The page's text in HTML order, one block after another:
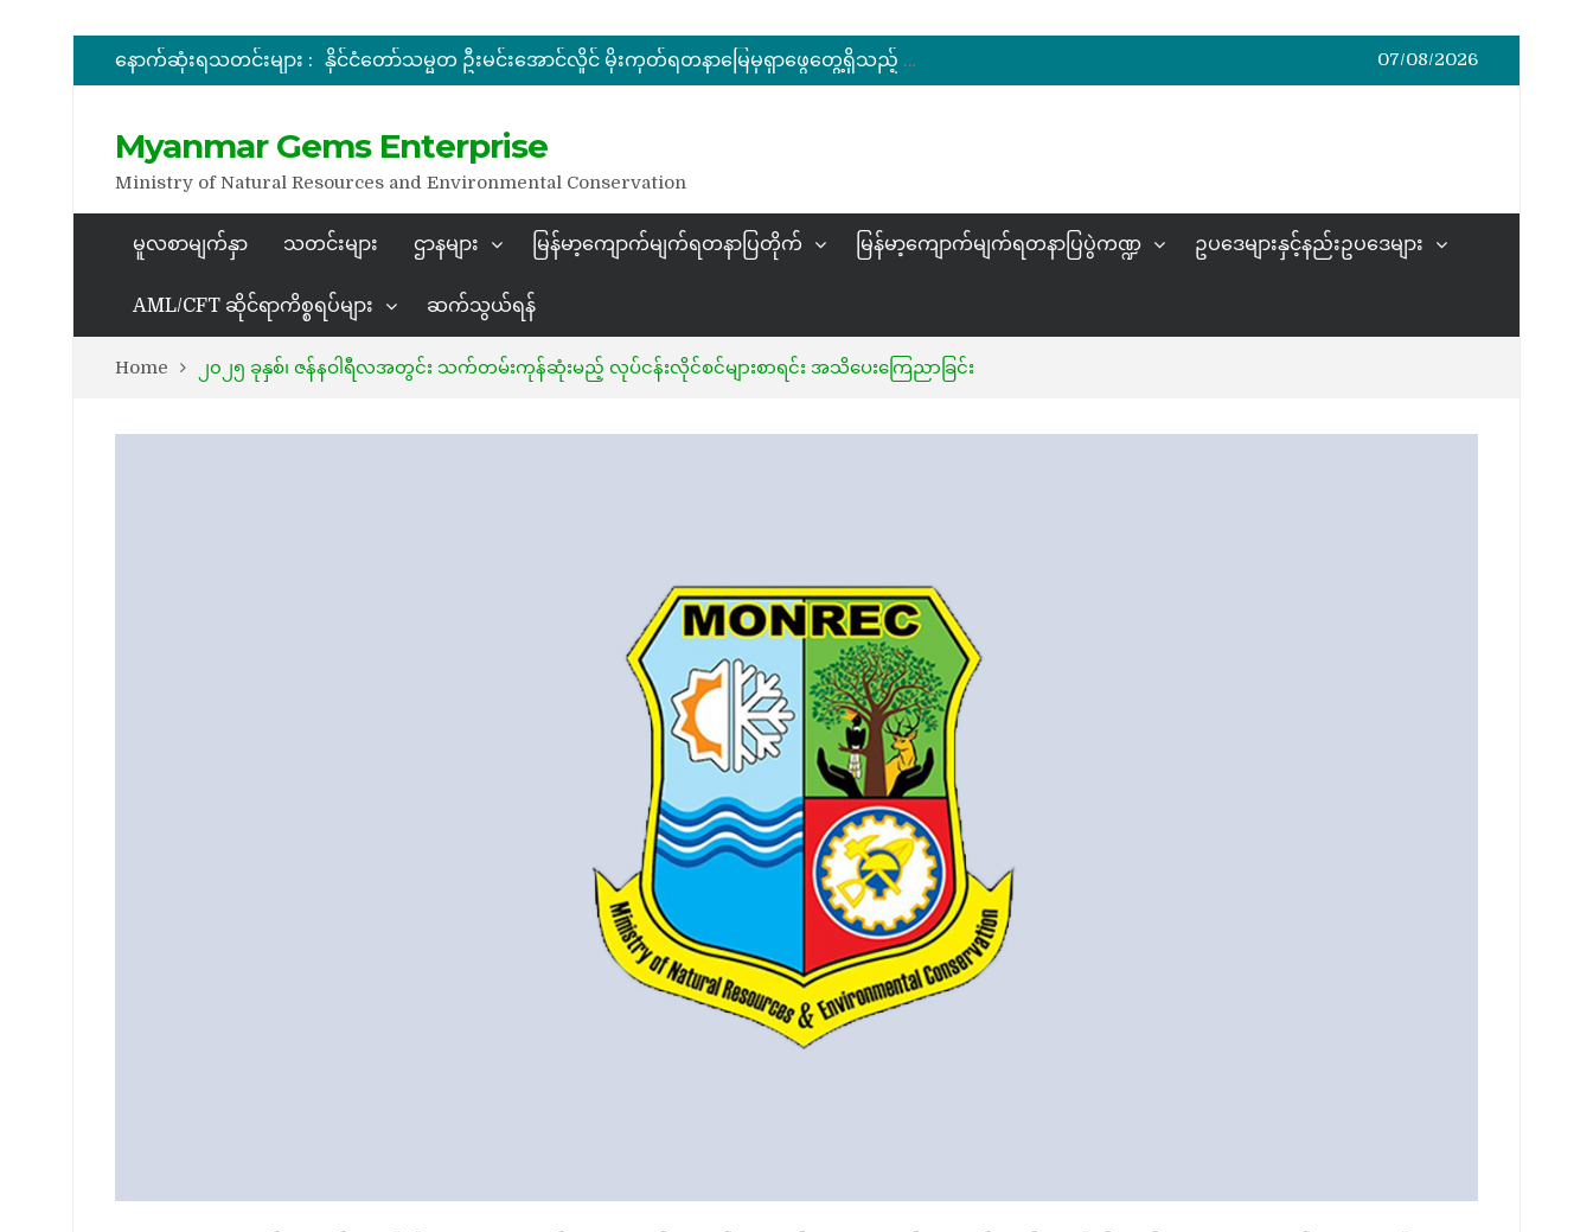
နောက်ဆုံးရသတင်းများ :
ပြည်ထောင်စုဝန်ကြီး ဦးဆန်းဦး တရုတ်ပြည်သူ့သမ္မတနိုင်ငံ၊ ရွှေလီမြို့၊ ကျယ်ဂေါင်နယ်စပ်ကုန်သွယ်ရေးဇုန်တွင် မြန်မာ့ကျောက်မျက်ရတနာပြပွဲ တက်ရောက်ဖွင့်လှစ်
နိုင်ငံတော်သမ္မတ ဦးမင်းအောင်လှိုင် မိုးကုတ်ရတနာမြေမှရှာဖွေတွေ့ရှိသည့် ထူးခြားလှပပြီး အရွယ်အစားကြီးမားသည့် နီလာအရိုင်းတုံးကြီးအားကြည့်ရှု
အိတ်ဖွင့်တင်ဒါခေါ်ယူခြင်း
07/08/2026
Myanmar Gems Enterprise
Ministry of Natural Resources and Environmental Conservation
မူလစာမျက်နှာ သတင်းများ ဌာနများ မြန်မာ့ကျောက်မျက်ရတနာပြတိုက် မြန်မာ့ကျောက်မျက်ရတနာပြပွဲကဏ္ဍ ဥပဒေများနှင့်နည်းဥပဒေများ
AML/CFT ဆိုင်ရာကိစ္စရပ်များ ဆက်သွယ်ရန်
Home ၂၀၂၅ ခုနှစ်၊ ဇန်နဝါရီလအတွင်း သက်တမ်းကုန်ဆုံးမည့် လုပ်ငန်းလိုင်စင်များစာရင်း အသိပေးကြေညာခြင်း